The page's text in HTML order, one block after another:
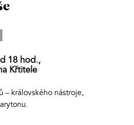
18 hod.,
Křtitele
– královského nástroje,